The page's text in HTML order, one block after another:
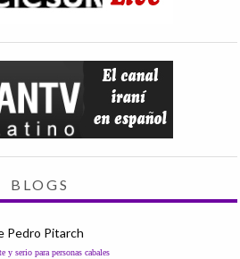
BLOGS
Pedro Pitarch
y serio para personas cabales